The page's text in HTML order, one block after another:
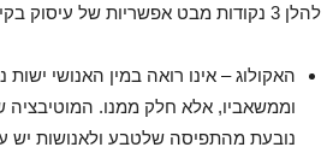
להלן 3 נקודות מבט אפשריות של עיסוק בקיימות:
האקולוג – אינו רואה במין האנושי
וממשאביו, אלא חלק ממנו.
נובעת מהתפיסה שלטבע ולאנושות יש